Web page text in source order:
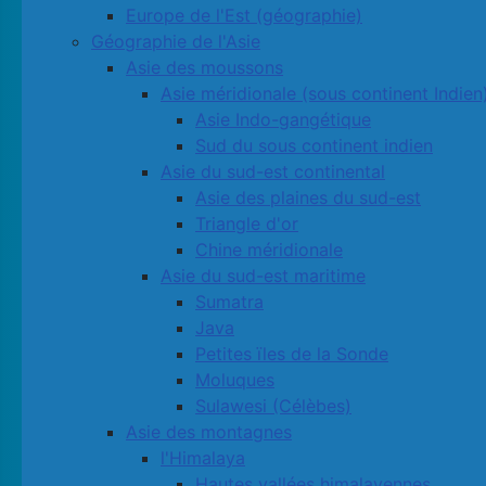
Europe de l'Est (géographie)
Géographie de l'Asie
Asie des moussons
Asie méridionale (sous continent
Asie Indo-gangétique
Sud du sous continent indien
Asie du sud-est continental
Asie des plaines du sud-est
Triangle d'or
Chine méridionale
Asie du sud-est maritime
Sumatra
Java
Petites ïles de la Sonde
Moluques
Sulawesi (Célèbes)
Asie des montagnes
l'Himalaya